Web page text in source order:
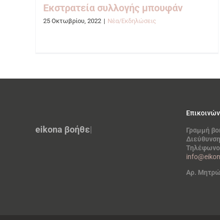
Εκστρατεία συλλογής μπουφάν
25 Οκτωβρίου, 2022 | Νέα/Εκδηλώσεις
eikona βοήθει
Γραμμή
Διεύθυνση
Τηλέφωνο
Αρ.